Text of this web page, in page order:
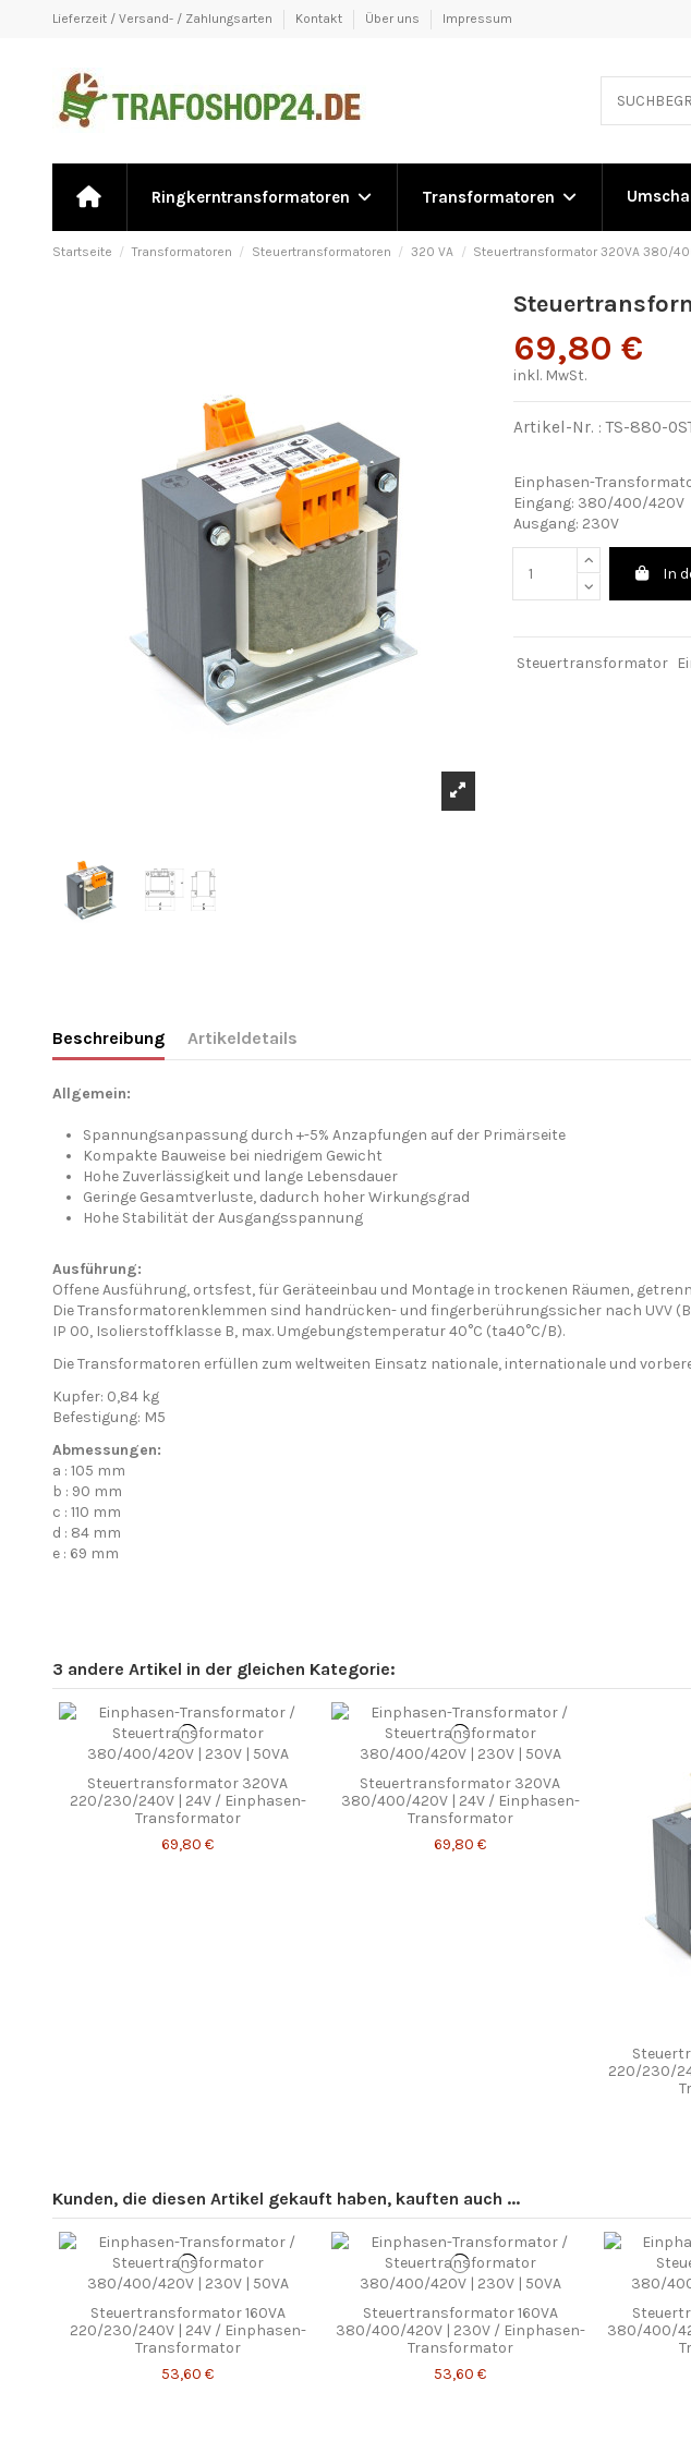
Lieferzeit / Versand- / Zahlungsarten Kontakt Über uns Impressum
Ringkerntransformatoren Transformatoren
Startseite Transformatoren Steuertransformatoren 320 VA Steuertransformator 320VA 380/
69,80 €
inkl. MwSt.
Artikel-Nr. : TS-880-
Einphasen-
Eingang: 380/400/420V
Ausgang: 230V
In
Steuertransformator
Beschreibung Artikeldetails
Allgemein:
Spannungsanpassung durch +-5% Anzapfungen auf der Primärseite
Kompakte Bauweise bei niedrigem Gewicht
Hohe Zuverlässigkeit und lange Lebensdauer
Geringe Gesamtverluste, dadurch hoher Wirkungsgrad
Hohe Stabilität der Ausgangsspannung
Ausführung:
Offene Ausführung, ortsfest, für Geräteeinbau und Montage in trockenen Räumen,
Die Transformatorenklemmen sind handrücken- und fingerberührungssicher nach UVV
IP 00, Isolierstoffklasse B, max. Umgebungstemperatur 40°C (ta40°C/B).
Die Transformatoren erfüllen zum weltweiten Einsatz nationale, internationale und
Kupfer: 0,84 kg
Befestigung: M5
Abmessungen:
a : 105 mm
b : 90 mm
c : 110 mm
d : 84 mm
e : 69 mm
3 andere Artikel in der gleichen Kategorie:
Steuertransformator 320VA
220/230/240V | 24V / Einphasen-
Transformator
69,80 €
Steuertransformator 320VA
380/400/420V | 24V / Einphasen-
Transformator
69,80 €
220/230/
Kunden, die diesen Artikel gekauft haben, kauften auch ...
Steuertransformator 160VA
220/230/240V | 24V / Einphasen-
Transformator
53,60 €
Steuertransformator 160VA
380/400/420V | 230V / Einphasen-
Transformator
53,60 €
380/400/